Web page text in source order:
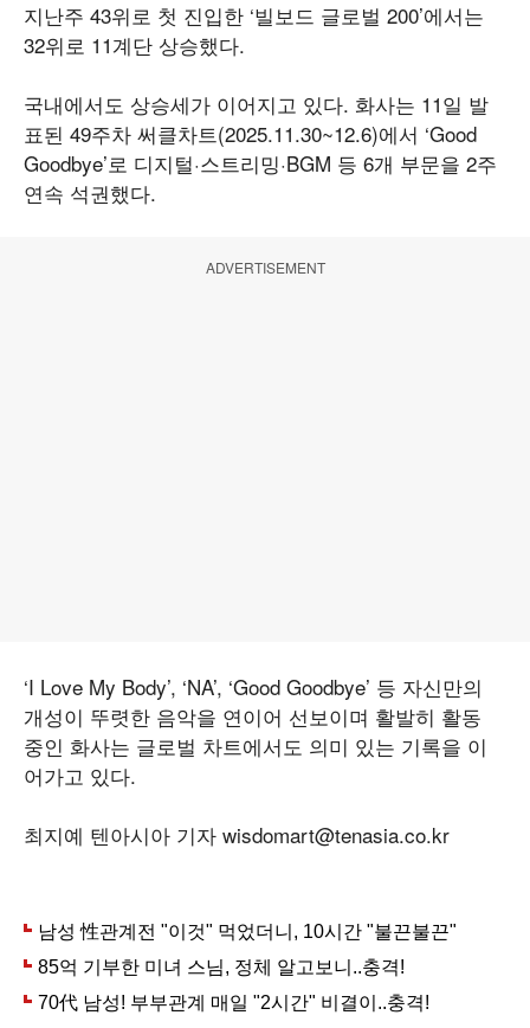
지난주 43위로 첫 진입한 ‘빌보드 글로벌 200’에서는
32위로 11계단 상승했다.
국내에서도 상승세가 이어지고 있다. 화사는 11일 발
표된 49주차 써클차트(2025.11.30~12.6)에서 ‘Good
Goodbye’로 디지털·스트리밍·BGM 등 6개 부문을 2주
연속 석권했다.
ADVERTISEMENT
‘I Love My Body’, ‘NA’, ‘Good Goodbye’ 등 자신만의
개성이 뚜렷한 음악을 연이어 선보이며 활발히 활동
중인 화사는 글로벌 차트에서도 의미 있는 기록을 이
어가고 있다.
최지예 텐아시아 기자 wisdomart@tenasia.co.kr